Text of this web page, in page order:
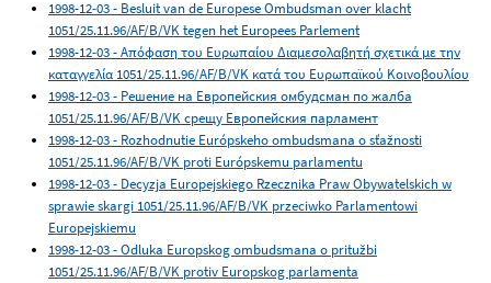
1998-12-03 - Besluit van de Europese Ombudsman over klacht
1051/25.11.96/AF/B/VK tegen het Europees Parlement
1998-12-03 - Απόφαση του Ευρωπαίου Διαμεσολαβητή σχετικά με την
καταγγελία 1051/25.11.96/AF/B/VK κατά του Ευρωπαϊκού Κοινοβουλίου
1998-12-03 - Решение на Европейския омбудсман по жалба
1051/25.11.96/AF/B/VK срещу Европейския парламент
1998-12-03 - Rozhodnutie Európskeho ombudsmana o sťažnosti
1051/25.11.96/AF/B/VK proti Európskemu parlamentu
1998-12-03 - Decyzja Europejskiego Rzecznika Praw Obywatelskich w
sprawie skargi 1051/25.11.96/AF/B/VK przeciwko Parlamentowi
Europejskiemu
1998-12-03 - Odluka Europskog ombudsmana o pritužbi
1051/25.11.96/AF/B/VK protiv Europskog parlamenta